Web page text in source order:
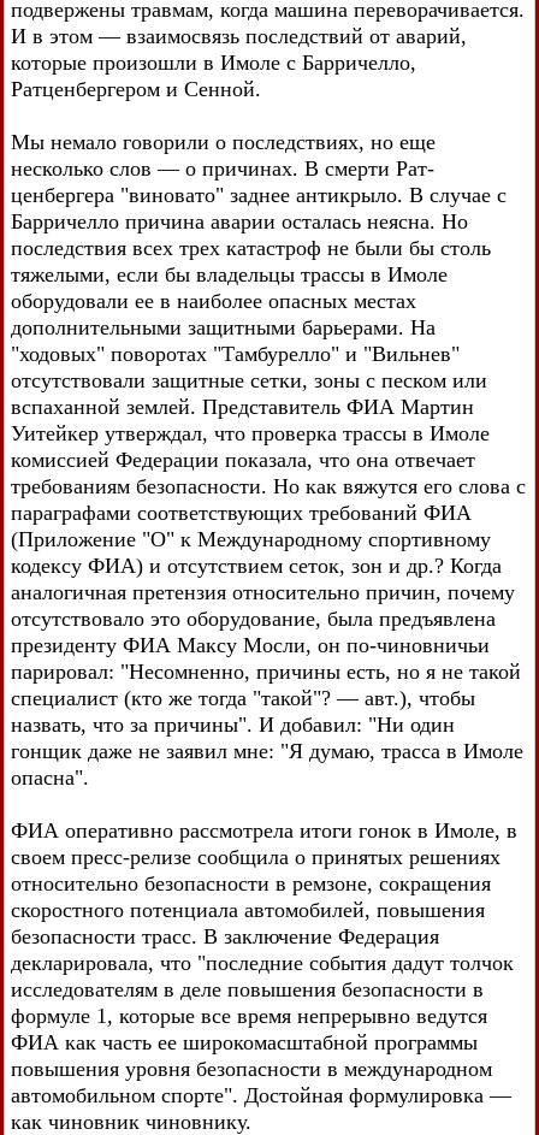
подвержены травмам, когда машина переворачивается.
И в этом — взаимосвязь последствий от аварий,
которые произошли в Имоле с Барричелло,
Ратценбергером и Сенной.
Мы немало говорили о последствиях, но еще
несколько слов — о причинах. В смерти Рат-
ценбергера "виновато" заднее антикрыло. В случае с
Барричелло причина аварии осталась неясна. Но
последствия всех трех катастроф не были бы столь
тяжелыми, если бы владельцы трассы в Имоле
оборудовали ее в наиболее опасных местах
дополнительными защитными барьерами. На
"ходовых" поворотах "Тамбурелло" и "Вильнев"
отсутствовали защитные сетки, зоны с песком или
вспаханной землей. Представитель ФИА Мартин
Уитейкер утверждал, что проверка трассы в Имоле
комиссией Федерации показала, что она отвечает
требованиям безопасности. Но как вяжутся его слова с
параграфами соответствующих требований ФИА
(Приложение "О" к Международному спортивному
кодексу ФИА) и отсутствием сеток, зон и др.? Когда
аналогичная претензия относительно причин, почему
отсутствовало это оборудование, была предъявлена
президенту ФИА Максу Мосли, он по-чиновничьи
парировал: "Несомненно, причины есть, но я не такой
специалист (кто же тогда "такой"? — авт.), чтобы
назвать, что за причины". И добавил: "Ни один
гонщик даже не заявил мне: "Я думаю, трасса в Имоле
опасна".
ФИА оперативно рассмотрела итоги гонок в Имоле, в
своем пресс-релизе сообщила о принятых решениях
относительно безопасности в ремзоне, сокращения
скоростного потенциала автомобилей, повышения
безопасности трасс. В заключение Федерация
декларировала, что "последние события дадут толчок
исследователям в деле повышения безопасности в
формуле 1, которые все время непрерывно ведутся
ФИА как часть ее широкомасштабной программы
повышения уровня безопасности в международном
автомобильном спорте". Достойная формулировка —
как чиновник чиновнику.